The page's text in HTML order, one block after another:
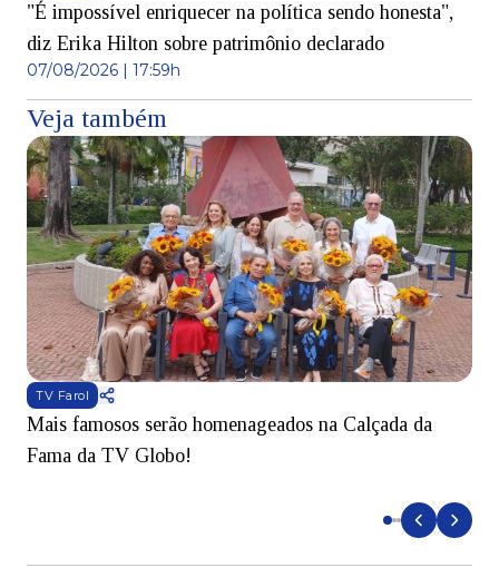
"É impossível enriquecer na política sendo honesta",
diz Erika Hilton sobre patrimônio declarado
07/08/2026 | 17:59h
Veja também
TV Farol
Mais famosos serão homenageados na Calçada da
Fama da TV Globo!